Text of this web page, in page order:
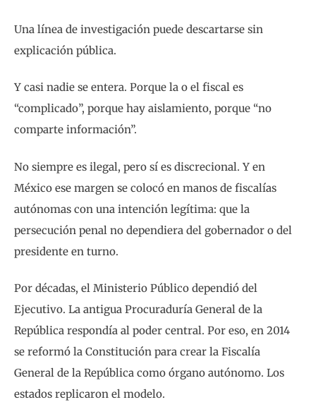
Una línea de investigación puede descartarse sin
explicación pública.
Y casi nadie se entera. Porque la o el fiscal es
“complicado”, porque hay aislamiento, porque “no
comparte información”.
No siempre es ilegal, pero sí es discrecional. Y en
México ese margen se colocó en manos de fiscalías
autónomas con una intención legítima: que la
persecución penal no dependiera del gobernador o del
presidente en turno.
Por décadas, el Ministerio Público dependió del
Ejecutivo. La antigua Procuraduría General de la
República respondía al poder central. Por eso, en 2014
se reformó la Constitución para crear la Fiscalía
General de la República como órgano autónomo. Los
estados replicaron el modelo.